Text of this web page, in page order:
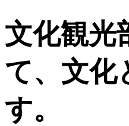
文化観光
て、文化
す。